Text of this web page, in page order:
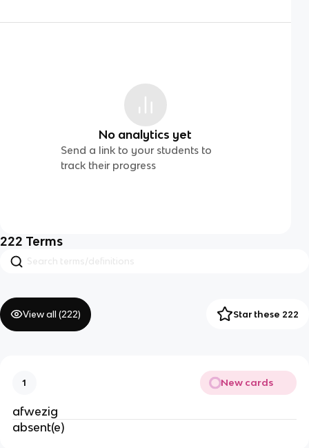
No analytics yet
Send a link to your students to
track their progress
222 Terms
View all (222) Star these 222
1 New cards
afwezig
absent(e)